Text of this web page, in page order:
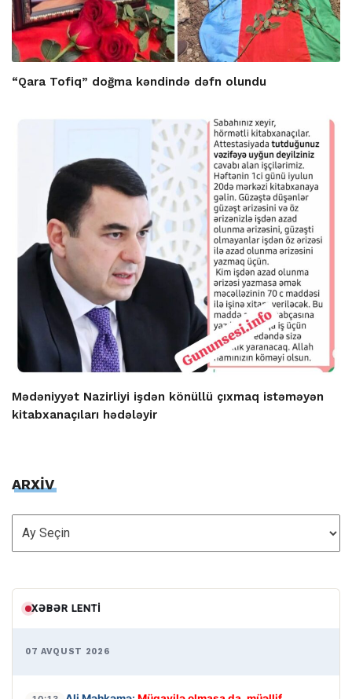
“Qara Tofiq” doğma kəndində dəfn olundu
Mədəniyyət Nazirliyi işdən könüllü çıxmaq istəməyən
kitabxanaçıları hədələyir
ARXİV
ARXİV
XƏBƏR LENTI
07 AVQUST 2026